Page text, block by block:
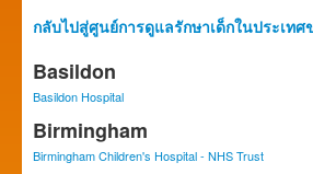
กลับไปสู่ศูนย์การดูแลรักษาเด็กในประเทศ
Basildon
Basildon Hospital
Birmingham
Birmingham Children's Hospital - NHS Trust